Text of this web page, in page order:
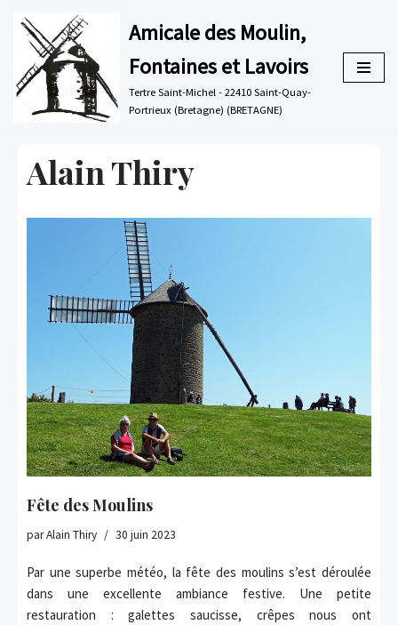
Aller
au
contenu
Amicale des Moulin,
Fontaines et Lavoirs
Tertre Saint-Michel - 22410 Saint-Quay-
Portrieux (Bretagne) (BRETAGNE)
Alain Thiry
Fête des Moulins
parAlain Thiry 30 juin 2023
Par une superbe météo, la fête des moulins s’est déroulée
dans une excellente ambiance festive. Une petite
restauration : galettes saucisse, crêpes nous ont